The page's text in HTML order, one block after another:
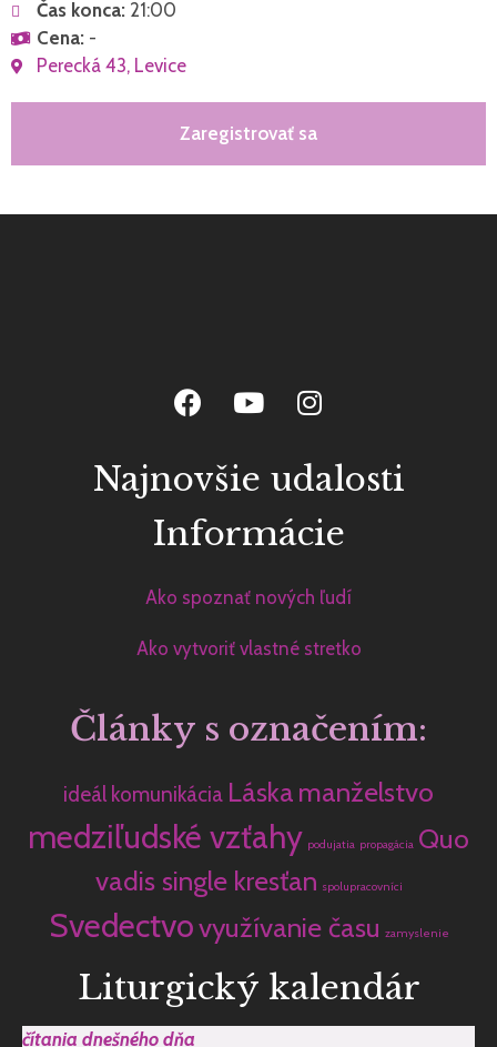
Čas konca:21:00
Cena:-
Perecká 43, Levice
Zaregistrovať sa
Najnovšie udalosti
Informácie
Ako spoznať nových ľudí
Ako vytvoriť vlastné stretko
Články s označením:
ideál komunikácia Láska manželstvo
medziľudské vzťahy podujatia propagácia Quo
vadis single kresťan spolupracovníci
Svedectvovyužívanie času zamyslenie
Liturgický kalendár
čítania dnešného dňa